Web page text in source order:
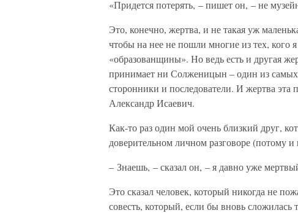
«Придется потерять, – пишет он, – не
Это, конечно, жертва, и не такая уж
чтобы на нее не пошли многие из тех, кого
«образованщины». Но ведь есть и другая
принимает ни Солженицын – один из
сторонники и последователи. И жертва эта
Александр Исаевич.
Как-то раз один мой очень близкий друг,
доверительном личном разговоре (потому
– Знаешь, – сказал он, – я давно уже
Это сказал человек, который никогда не
совесть, который, если бы вновь сложилась